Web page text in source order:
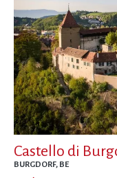
Castello di
BURGDORF, BE